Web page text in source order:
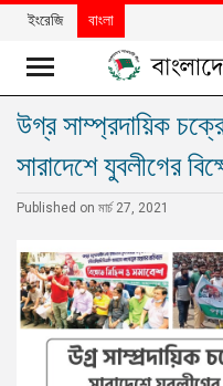
খবর
দলের
নিবন্ধ
বিশেষ
প্রতিবেদন
ইংরেজি বাংলা
উগ্র সাম্প্রদায়িক
সারাদেশে যুবলীগের
Published on মার্চ 27, 2021